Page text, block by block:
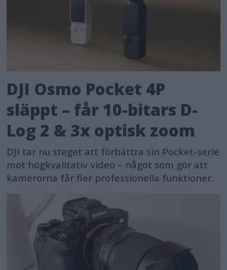
DJI Osmo Pocket 4P
släppt – får 10-bitars D-
Log 2 & 3x optisk zoom
DJI tar nu steget att förbättra sin Pocket-serie
mot högkvalitativ video – något som gör att
kamerorna får fler professionella funktioner.